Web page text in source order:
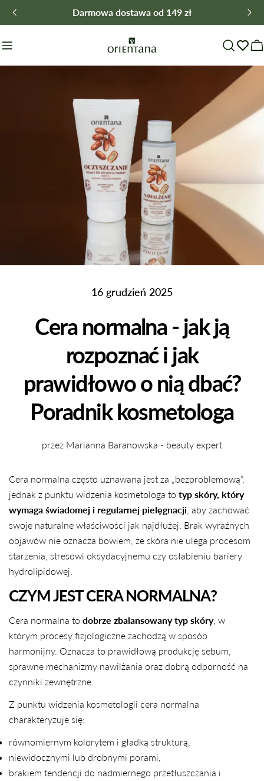
Przejdź
do
Darmowa dostawa od 149 zł
16 grudzień 2025
Cera normalna - jak ją
rozpoznać i jak
prawidłowo o nią dbać?
Poradnik kosmetologa
przez Marianna Baranowska - beauty expert
Cera normalna często uznawana jest za „bezproblemową”,
jednak z punktu widzenia kosmetologa to typ skóry, który
wymaga świadomej i regularnej pielęgnacji , aby zachować
swoje naturalne właściwości jak najdłużej. Brak wyraźnych
objawów nie oznacza bowiem, że skóra nie ulega procesom
starzenia, stresowi oksydacyjnemu czy osłabieniu bariery
hydrolipidowej.
CZYM JEST CERA NORMALNA?
Cera normalna to dobrze zbalansowany typ skóry, w
którym procesy fizjologiczne zachodzą w sposób
harmonijny. Oznacza to prawidłową produkcję sebum,
sprawne mechanizmy nawilżania oraz dobrą odporność na
czynniki zewnętrzne.
Z punktu widzenia kosmetologii cera normalna
charakteryzuje się:
równomiernym kolorytem i gładką strukturą,
niewidocznymi lub drobnymi porami,
brakiem tendencji do nadmiernego przetłuszczania i